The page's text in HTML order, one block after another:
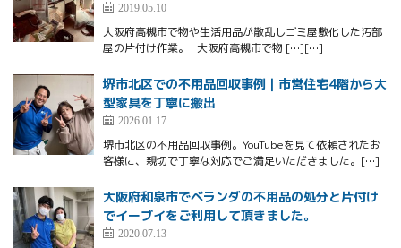
2019.05.10
大阪府高槻市で物や生活用品が散乱しゴミ屋敷化した汚部
屋の片付け作業。 大阪府高槻市で物 […][…]
堺市北区での不用品回収事例｜市営住宅4階から大
型家具を丁寧に搬出
2026.01.17
堺市北区の不用品回収事例。YouTubeを見て依頼されたお
客様に、親切で丁寧な対応でご満足いただきました。[…]
大阪府和泉市でベランダの不用品の処分と片付け
でイーブイをご利用して頂きました。
2020.07.13